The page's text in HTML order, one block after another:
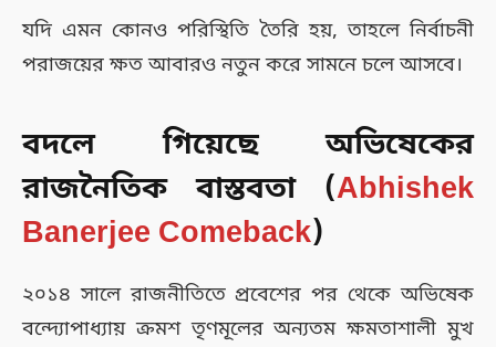
যদি এমন কোনও পরিস্থিতি তৈরি হয়, তাহলে নির্বাচনী
পরাজয়ের ক্ষত আবারও নতুন করে সামনে চলে আসবে।
বদলে গিয়েছে অভিষেকের
রাজনৈতিক বাস্তবতা (Abhishek
Banerjee Comeback)
২০১৪ সালে রাজনীতিতে প্রবেশের পর থেকে অভিষেক
বন্দ্যোপাধ্যায় ক্রমশ তৃণমূলের অন্যতম ক্ষমতাশালী মুখ